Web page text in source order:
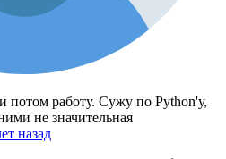
работу. Сужу по Python'у,
не значительная
назад